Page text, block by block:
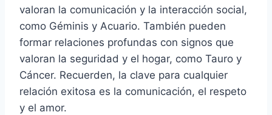
valoran la comunicación y la interacción social,
como Géminis y Acuario. También pueden
formar relaciones profundas con signos que
valoran la seguridad y el hogar, como Tauro y
Cáncer. Recuerden, la clave para cualquier
relación exitosa es la comunicación, el respeto
y el amor.